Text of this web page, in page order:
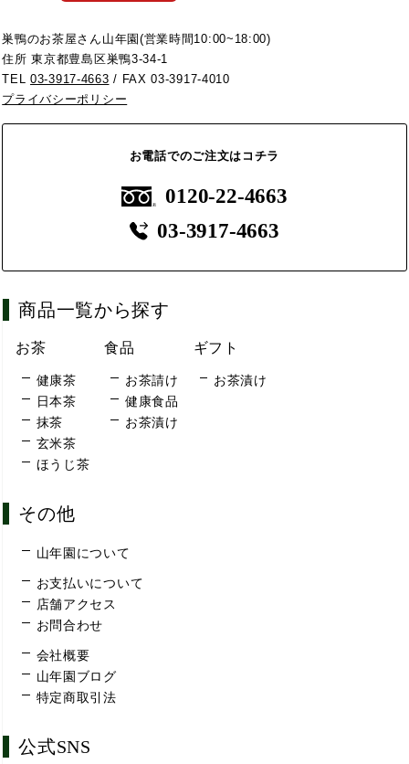
巣鴨のお茶屋さん山年園(営業時間10:00~18:00)
住所 東京都豊島区巣鴨3-34-1
TEL03-3917-4663 / FAX 03-3917-4010
プライバシーポリシー
お電話でのご注文はコチラ
0120-22-4663
03-3917-4663
商品一覧から探す
お茶
健康茶
日本茶
抹茶
玄米茶
ほうじ茶
食品
お茶請け
健康食品
お茶漬け
ギフト
お茶漬け
その他
山年園について
お支払いについて
店舗アクセス
お問合わせ
会社概要
山年園ブログ
特定商取引法
公式SNS